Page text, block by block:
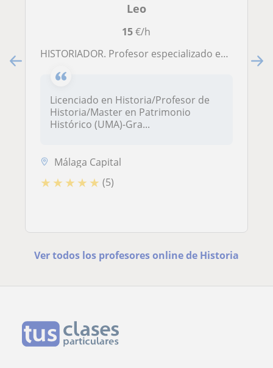
Leo
15€/h
HISTORIADOR. Profesor especializado en Historia y Humanidades. Clases de Historia, Historia del Arte, Geografía e Historia de la Filosofía. BACHILLERATO I-II, PAU. Técnicas de estudio.Refuerzo y recuperación de verano. APRUEBA CON CONFIANZA
Licenciado en Historia/Profesor de
Historia/Master en Patrimonio
Histórico (UMA)-Gra...
Málaga Capital
★ ★ ★ ★ ★ (5)
Ver todos los profesores online de Historia